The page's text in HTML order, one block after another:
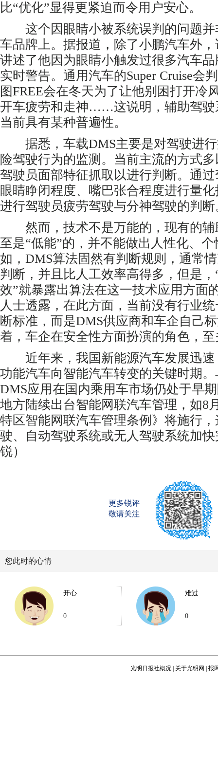
比“优化”显得更紧迫而令用户安心。
这个因眼睛小被系统误判的问题并
车品牌上。据报道，除了小鹏汽车外
讲述了他因为眼睛小触发过很多汽车
实时警告。通用汽车的Super Cruise会
图FREE会在冬天为了让他别困打开冷
开车疲劳和走神……这说明，辅助驾驶
当前具有某种普遍性。
据悉，车载DMS主要是对驾驶进行
险驾驶行为的监测。当前主流的方式
驾驶员面部特征抓取以进行判断。通
眼睛睁闭程度、嘴巴张合程度进行量
进行驾驶员疲劳驾驶与分神驾驶的判断
然而，技术不是万能的，现有的辅
至是“低能”的，并不能做出人性化、
如，DMS算法固然有判断规则，通常
判断，并且比人工效率高得多，但是
效”就暴露出算法在这一技术应用方面
人士透露，在此方面，当前没有行业
断标准，而是DMS供应商和车企自己
着，车企在安全性方面扮演的角色，
近年来，我国新能源汽车发展迅速
功能汽车向智能汽车转变的关键时期
DMS应用在国内乘用车市场仍处于早
地方陆续出台智能网联汽车管理，如8
特区智能网联汽车管理条例》将施行
驶、自动驾驶系统或无人驾驶系统加
锐）
更多锐评
敬请关注
您此时的心情
开心
0
难过
0
光明日报社概况 关于光明网 报